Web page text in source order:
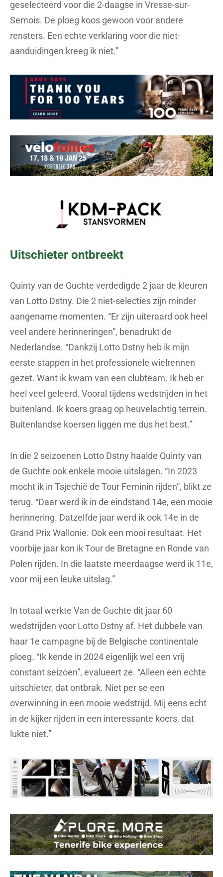
geselecteerd voor die 2-daagse in Vresse-sur-
Semois. De ploeg koos gewoon voor andere
rensters. Een echte verklaring voor die niet-
aanduidingen kreeg ik niet.”
Uitschieter ontbreekt
Quinty van de Guchte verdedigde 2 jaar de kleuren
van Lotto Dstny. Die 2 niet-selecties zijn minder
aangename momenten. “Er zijn uiteraard ook heel
veel andere herinneringen”, benadrukt de
Nederlandse. “Dankzij Lotto Dstny heb ik mijn
eerste stappen in het professionele wielrennen
gezet. Want ik kwam van een clubteam. Ik heb er
heel veel geleerd. Vooral tijdens wedstrijden in het
buitenland. Ik koers graag op heuvelachtig terrein.
Buitenlandse koersen liggen me dus het best.”
In die 2 seizoenen Lotto Dstny haalde Quinty van
de Guchte ook enkele mooie uitslagen. “In 2023
mocht ik in Tsjechië de Tour Feminin rijden”, blikt ze
terug. “Daar werd ik in de eindstand 14e, een mooie
herinnering. Datzelfde jaar werd ik ook 14e in de
Grand Prix Wallonie. Ook een mooi resultaat. Het
voorbije jaar kon ik Tour de Bretagne en Ronde van
Polen rijden. In die laatste meerdaagse werd ik 11e,
voor mij een leuke uitslag.”
In totaal werkte Van de Guchte dit jaar 60
wedstrijden voor Lotto Dstny af. Het dubbele van
haar 1e campagne bij de Belgische continentale
ploeg. “Ik kende in 2024 eigenlijk wel een vrij
constant seizoen”, evalueert ze. “Alleen een echte
uitschieter, dat ontbrak. Niet per se een
overwinning in een mooie wedstrijd. Mij eens echt
in de kijker rijden in een interessante koers, dat
lukte niet.”